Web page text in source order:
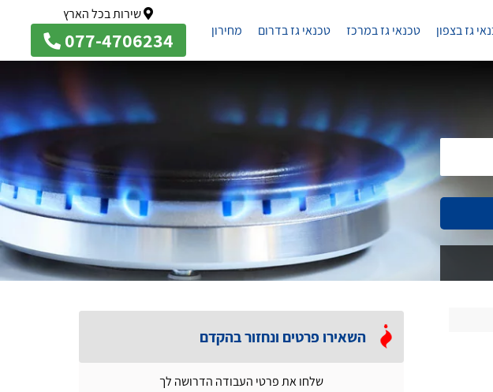
גז בצפון טכנאי גז במרכז טכנאי גז בדרום מחירון
שירות בכל הארץ
077-4706234
השאירו פרטים ונחזור בהקדם
שלחו את פרטי העבודה הדרושה לך